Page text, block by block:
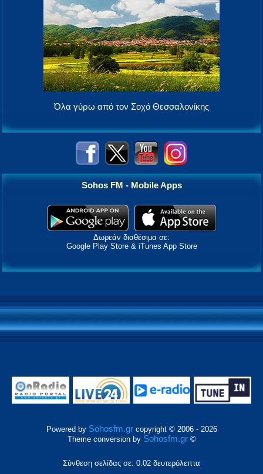
Όλα γύρω από τον Σοχό Θεσσαλονίκης
Sohos FM - Mobile Apps
Δωρεάν διαθέσιμα σε:
Google Play Store & iTunes App Store
Powered by Sohosfm.grcopyright © 2006 - 2026
Theme conversion by Sohosfm.gr©
Σύνθεση σελίδας σε: 0.02 δευτερόλεπτα